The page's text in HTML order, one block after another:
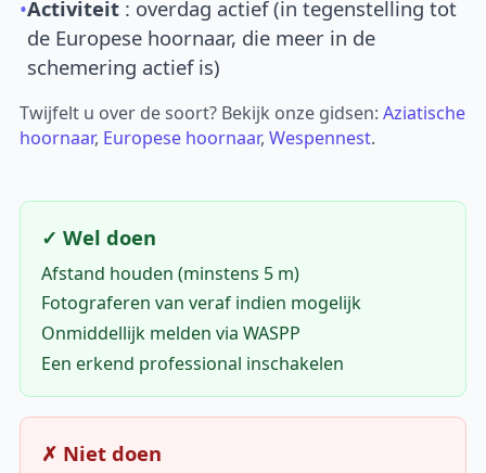
•Activiteit : overdag actief (in tegenstelling tot
de Europese hoornaar, die meer in de
schemering actief is)
Twijfelt u over de soort? Bekijk onze gidsen:Aziatische
hoornaar, Europese hoornaar,Wespennest.
✓ Wel doen
Afstand houden (minstens 5 m)
Fotograferen van veraf indien mogelijk
Onmiddellijk melden via WASPP
Een erkend professional inschakelen
✗ Niet doen